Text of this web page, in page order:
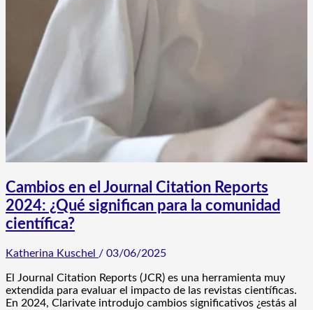
Cambios en el Journal Citation Reports
2024: ¿Qué significan para la comunidad
científica?
Katherina Kuschel / 03/06/2025
El Journal Citation Reports (JCR) es una herramienta muy
extendida para evaluar el impacto de las revistas científicas.
En 2024, Clarivate introdujo cambios significativos ¿estás al